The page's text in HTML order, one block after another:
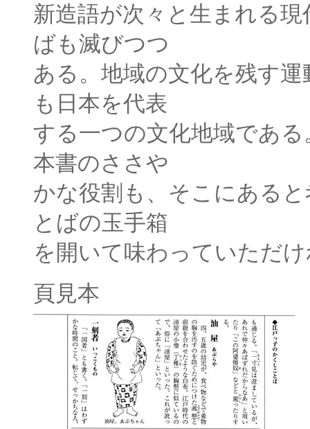
新造語が次々と生まれる
ばも滅びつつ
ある。地域の文化を残す
も日本を代表
する一つの文化地域であ
本書のささや
かな役割も、そこにある
とばの玉手箱
を開いて味わっていただ
頁見本